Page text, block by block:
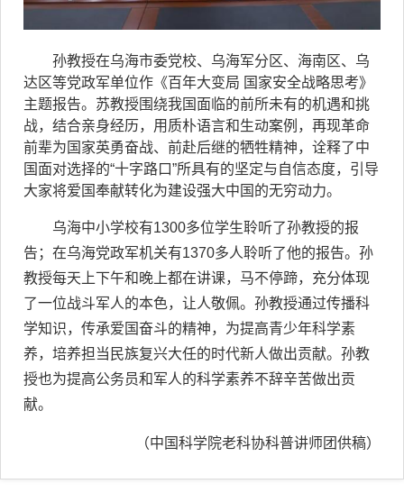
孙教授在乌海市委党校、乌海军分区、海南区、乌
达区等党政军单位作《百年大变局 国家安全战略思考》
主题报告。苏教授围绕我国面临的前所未有的机遇和挑
战，结合亲身经历，用质朴语言和生动案例，再现革命
前辈为国家英勇奋战、前赴后继的牺牲精神，诠释了中
国面对选择的“十字路口”所具有的坚定与自信态度，引导
大家将爱国奉献转化为建设强大中国的无穷动力。
乌海中小学校有1300多位学生聆听了孙教授的报
告；在乌海党政军机关有1370多人聆听了他的报告。孙
教授每天上下午和晚上都在讲课，马不停蹄，充分体现
了一位战斗军人的本色，让人敬佩。孙教授通过传播科
学知识，传承爱国奋斗的精神，为提高青少年科学素
养，培养担当民族复兴大任的时代新人做出贡献。孙教
授也为提高公务员和军人的科学素养不辞辛苦做出贡
献。
（中国科学院老科协科普讲师团供稿）